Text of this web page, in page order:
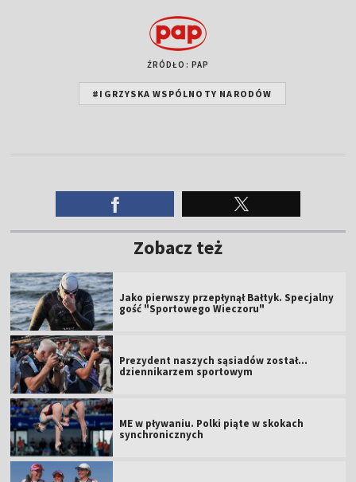
ŹRÓDŁO: PAP
#IGRZYSKA WSPÓLNOTY NARODÓW
Zobacz też
Jako pierwszy przepłynął Bałtyk. Specjalny
gość "Sportowego Wieczoru"
Prezydent naszych sąsiadów został...
dziennikarzem sportowym
ME w pływaniu. Polki piąte w skokach
synchronicznych